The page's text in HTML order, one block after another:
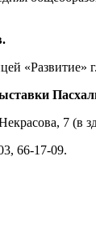
«Развитие»
7 (в
66-17-09.